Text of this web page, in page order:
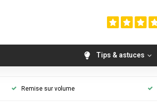
Tips & astuces
Remise sur volume